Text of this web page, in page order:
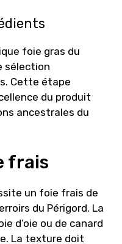
foie gras du
sélection
Cette étape
du produit
ancestrales du
frais
un foie frais de
du Périgord. La
d’oie ou de canard
La texture doit